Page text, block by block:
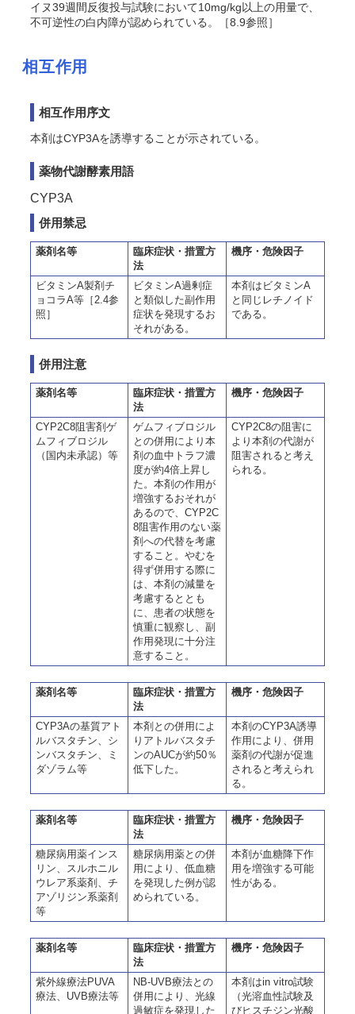
イヌ39週間反復投与試験において10mg/kg以上の用量で、
不可逆性の白内障が認められている。［8.9参照］
相互作用
相互作用序文
本剤はCYP3Aを誘導することが示されている。
薬物代謝酵素用語
CYP3A
併用禁忌
薬剤名等
臨床症状・措置方
法
機序・危険因子
ビタミンA製剤チ
ョコラA等［2.4参
照］
ビタミンA過剰症
と類似した副作用
症状を発現するお
それがある。
本剤はビタミンA
と同じレチノイド
である。
併用注意
薬剤名等
臨床症状・措置方
法
機序・危険因子
CYP2C8阻害剤ゲ
ムフィブロジル
（国内未承認）等
ゲムフィブロジル
との併用により本
剤の血中トラフ濃
度が約4倍上昇し
た。本剤の作用が
増強するおそれが
あるので、CYP2C
8阻害作用のない薬
剤への代替を考慮
すること。やむを
得ず併用する際に
は、本剤の減量を
考慮するととも
に、患者の状態を
慎重に観察し、副
作用発現に十分注
意すること。
CYP2C8の阻害に
より本剤の代謝が
阻害されると考え
られる。
薬剤名等
臨床症状・措置方
法
機序・危険因子
CYP3Aの基質アト
ルバスタチン、シ
ンバスタチン、ミ
ダゾラム等
本剤との併用によ
りアトルバスタチ
ンのAUCが約50％
低下した。
本剤のCYP3A誘導
作用により、併用
薬剤の代謝が促進
されると考えられ
る。
薬剤名等
臨床症状・措置方
法
機序・危険因子
糖尿病用薬インス
リン、スルホニル
ウレア系薬剤、チ
アゾリジン系薬剤
等
糖尿病用薬との併
用により、低血糖
を発現した例が認
められている。
本剤が血糖降下作
用を増強する可能
性がある。
薬剤名等
臨床症状・措置方
法
機序・危険因子
紫外線療法PUVA
療法、UVB療法等
NB-UVB療法との
併用により、光線
過敏症を発現した
本剤はin vitro試験
（光溶血性試験及
びヒスチジン光酸